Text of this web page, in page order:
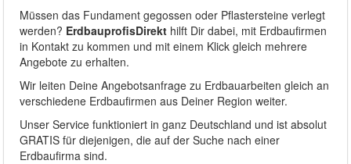
Pflastersteine verlegen
Bei was brauchst Du Hilfe?Kundendienst: 030-88789674
Müssen das Fundament gegossen oder Pflastersteine verlegt
werden? ErdbauprofisDirekt hilft Dir dabei, mit Erdbaufirmen
in Kontakt zu kommen und mit einem Klick gleich mehrere
Angebote zu erhalten.
Wir leiten Deine Angebotsanfrage zu Erdbauarbeiten gleich an
verschiedene Erdbaufirmen aus Deiner Region weiter.
Unser Service funktioniert in ganz Deutschland und ist absolut
GRATIS für diejenigen, die auf der Suche nach einer
Erdbaufirma sind.